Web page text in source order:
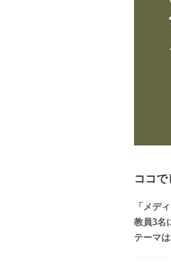
ココで
「メデ
教員3名
テーマ